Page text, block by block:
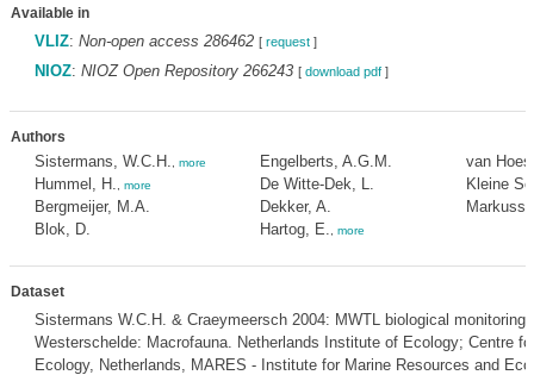
Available in
VLIZ: Non-open access 286462 [ request]
NIOZ: NIOZ Open Repository 266243 [ download pdf]
Authors
Sistermans, W.C.H. more
Hummel, H. more
Bergmeijer, M.A.
Blok, D.
Engelberts, A.G.M.
De Witte-Dek, L.
Dekker, A.
Hartog, E.
more
van
Kleine
Dataset
Sistermans W.C.H. & Craeymeersch 2004: MWTL biological monitoring
Westerschelde: Macrofauna. Netherlands Institute of Ecology; Centre
Ecology, Netherlands, MARES - Institute for Marine Resources and